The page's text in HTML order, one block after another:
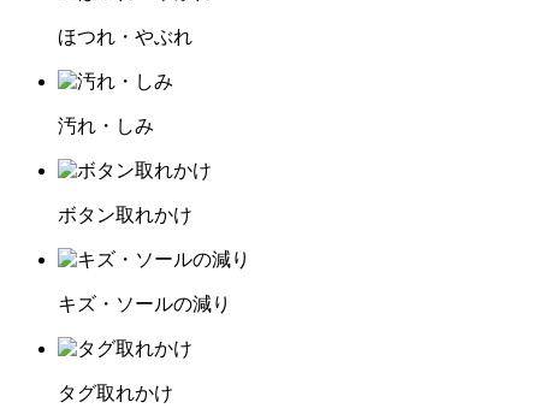
ほつれ・やぶれ
汚れ・しみ
ボタン取れかけ
キズ・ソールの減り
タグ取れかけ